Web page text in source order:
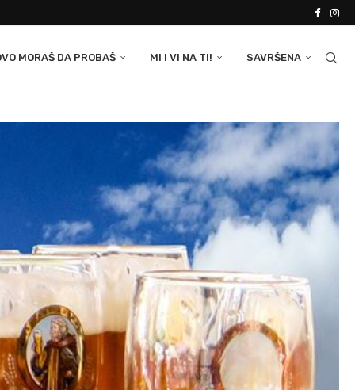
MORAŠ DA PROBAŠ MI I VI NA TI! SAVRŠENA